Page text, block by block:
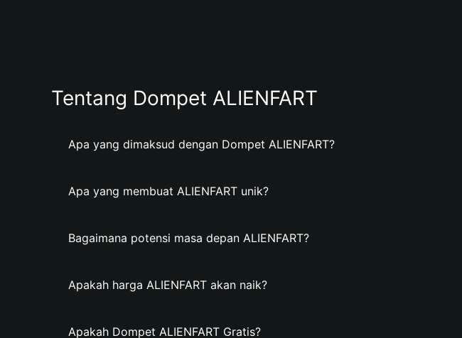
Tentang Dompet ALIENFART
Apa yang dimaksud dengan Dompet ALIENFART?
Apa yang membuat ALIENFART unik?
Bagaimana potensi masa depan ALIENFART?
Apakah harga ALIENFART akan naik?
Apakah Dompet ALIENFART Gratis?